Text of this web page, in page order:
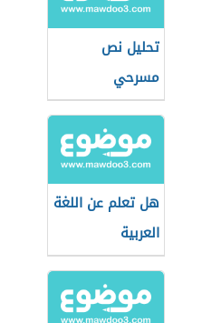
تحليل نص
مسرحي
هل تعلم عن اللغة
العربية